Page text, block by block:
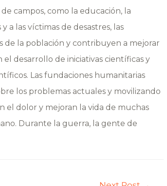
campos, como la educación, la
a las víctimas de desastres, las
de la población y contribuyen a mejorar
desarrollo de iniciativas científicas y
Las fundaciones humanitarias
los problemas actuales y movilizando
el dolor y mejoran la vida de muchas
Durante la guerra, la gente de